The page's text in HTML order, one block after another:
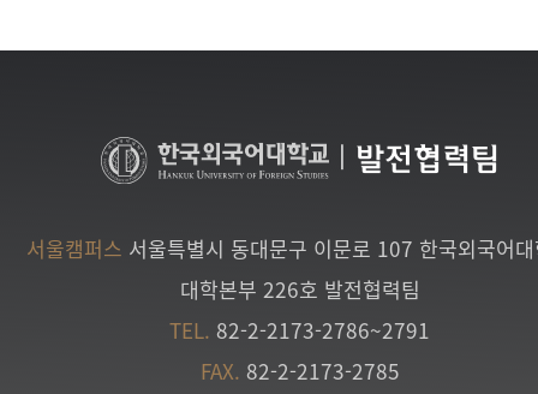
발전협력팀
서울캠퍼스 서울특별시 동대문구 이문로 107 한국외국어
대학본부 226호 발전협력팀
TEL. 82-2-2173-2786~2791
FAX. 82-2-2173-2785